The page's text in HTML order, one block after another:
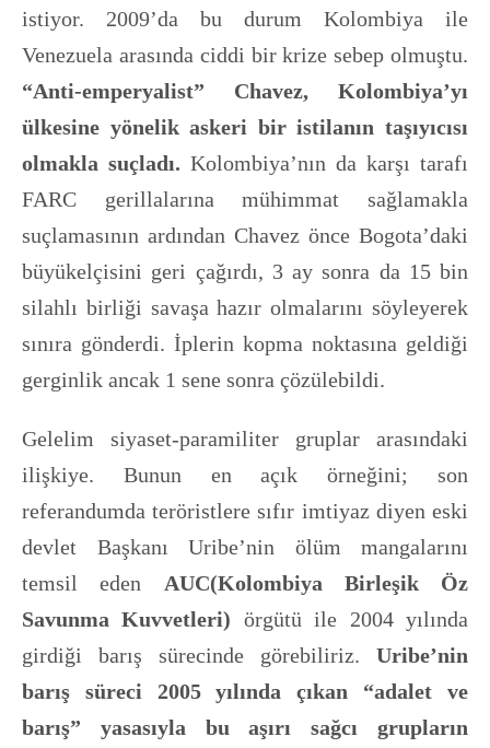
istiyor. 2009’da bu durum Kolombiya ile
Venezuela arasında ciddi bir krize sebep olmuştu.
“Anti-emperyalist” Chavez, Kolombiya’yı
ülkesine yönelik askeri bir istilanın taşıyıcısı
olmakla suçladı. Kolombiya’nın da karşı tarafı
FARC gerillalarına mühimmat sağlamakla
suçlamasının ardından Chavez önce Bogota’daki
büyükelçisini geri çağırdı, 3 ay sonra da 15 bin
silahlı birliği savaşa hazır olmalarını söyleyerek
sınıra gönderdi. İplerin kopma noktasına geldiği
gerginlik ancak 1 sene sonra çözülebildi.
Gelelim siyaset-paramiliter gruplar arasındaki
ilişkiye. Bunun en açık örneğini; son
referandumda teröristlere sıfır imtiyaz diyen eski
devlet Başkanı Uribe’nin ölüm mangalarını
temsil eden AUC(Kolombiya Birleşik Öz
Savunma Kuvvetleri) örgütü ile 2004 yılında
girdiği barış sürecinde görebiliriz. Uribe’nin
barış süreci 2005 yılında çıkan “adalet ve
barış” yasasıyla bu aşırı sağcı grupların